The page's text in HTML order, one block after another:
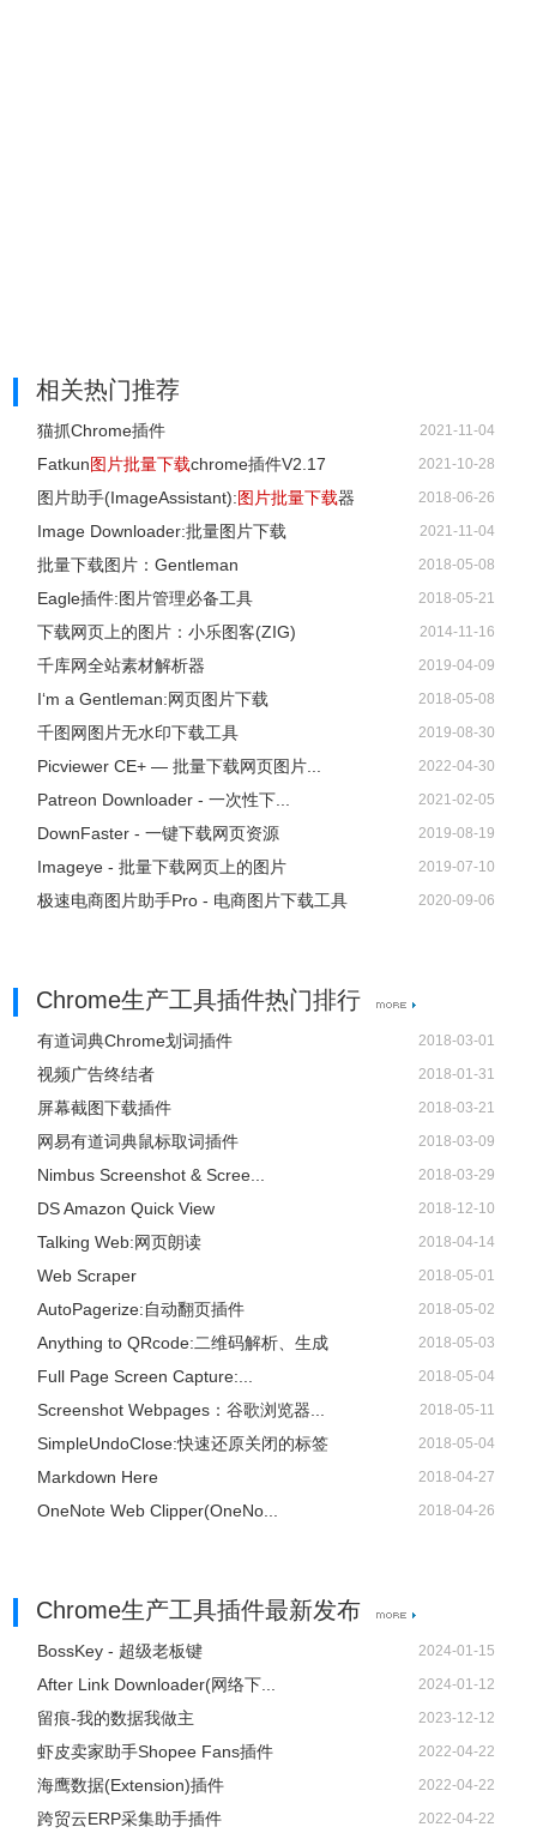
相关热门推荐
猫抓Chrome插件 2021-11-04
Fatkun图片批量下载chrome插件V2.17 2021-10-28
图片助手(ImageAssistant):图片批量下载器 2018-06-26
Image Downloader:批量图片下载 2021-11-04
批量下载图片：Gentleman 2018-05-08
Eagle插件:图片管理必备工具 2018-05-21
下载网页上的图片：小乐图客(ZIG) 2014-11-16
千库网全站素材解析器 2019-04-09
I‘m a Gentleman:网页图片下载 2018-05-08
千图网图片无水印下载工具 2019-08-30
Picviewer CE+ — 批量下载网页图片... 2022-04-30
Patreon Downloader - 一次性下... 2021-02-05
DownFaster - 一键下载网页资源 2019-08-19
Imageye - 批量下载网页上的图片 2019-07-10
极速电商图片助手Pro - 电商图片下载工具 2020-09-06
Chrome生产工具插件热门排行
有道词典Chrome划词插件 2018-03-01
视频广告终结者 2018-01-31
屏幕截图下载插件 2018-03-21
网易有道词典鼠标取词插件 2018-03-09
Nimbus Screenshot & Scree... 2018-03-29
DS Amazon Quick View 2018-12-10
Talking Web:网页朗读 2018-04-14
Web Scraper 2018-05-01
AutoPagerize:自动翻页插件 2018-05-02
Anything to QRcode:二维码解析、生成 2018-05-03
Full Page Screen Capture:... 2018-05-04
Screenshot Webpages：谷歌浏览器... 2018-05-11
SimpleUndoClose:快速还原关闭的标签 2018-05-04
Markdown Here 2018-04-27
OneNote Web Clipper(OneNo... 2018-04-26
Chrome生产工具插件最新发布
BossKey - 超级老板键 2024-01-15
After Link Downloader(网络下... 2024-01-12
留痕-我的数据我做主 2023-12-12
虾皮卖家助手Shopee Fans插件 2022-04-22
海鹰数据(Extension)插件 2022-04-22
跨贸云ERP采集助手插件 2022-04-22